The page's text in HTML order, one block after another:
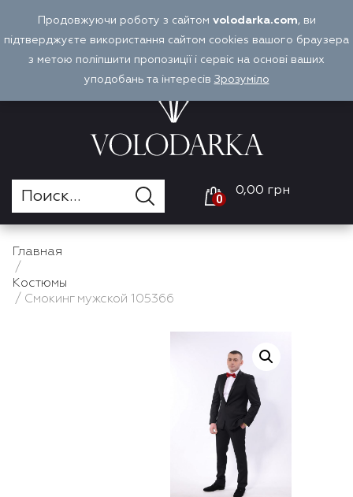
содержимому
RU
Войти
Оплата и доставка
0
0,00 грн
Главная
/
Костюмы
/ Смокинг мужской 105366
Продовжуючи роботу з сайтом volodarka.com, ви
підтверджуєте використання сайтом cookies вашого браузера
з метою поліпшити пропозиції і сервіс на основі ваших
уподобань та інтересів Зрозуміло